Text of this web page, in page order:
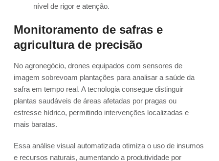
nível de rigor e atenção.
Monitoramento de safras e
agricultura de precisão
No agronegócio, drones equipados com sensores de
imagem sobrevoam plantações para analisar a saúde da
safra em tempo real. A tecnologia consegue distinguir
plantas saudáveis de áreas afetadas por pragas ou
estresse hídrico, permitindo intervenções localizadas e
mais baratas.
Essa análise visual automatizada otimiza o uso de insumos
e recursos naturais, aumentando a produtividade por